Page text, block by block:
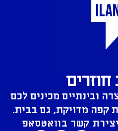
ובינתיים מכינים לכם
קפה מדויקת, גם בבית.